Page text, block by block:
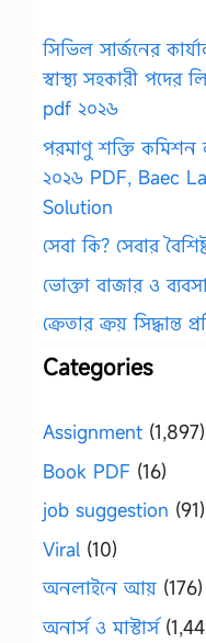
সিভিল সার্জনের
স্বাস্থ্য সহকারী পদের
pdf ২০২৬
পরমাণু শক্তি কমিশন
২০২৬ PDF, Baec
Solution
সেবা কি? সেবার
ভোক্তা বাজার ও
ক্রেতার ক্রয়
Categories
Assignment (1,897)
Book PDF (16)
job suggestion (91)
Viral (10)
অনলাইনে আয় (176)
অনার্স ও মাস্টার্স